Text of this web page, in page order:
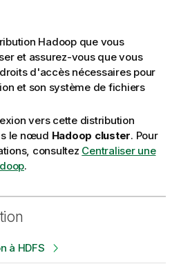
Hadoop que vous
et assurez-vous que vous
d'accès nécessaires pour
et son système de fichiers
vers cette distribution
le nœud Hadoop cluster. Pour
consultez Centraliser une
.
à HDFS